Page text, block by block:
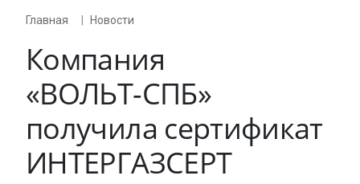
Главная Новости
Компания
«ВОЛЬТ-СПБ»
получила сертификат
ИНТЕРГАЗСЕРТ